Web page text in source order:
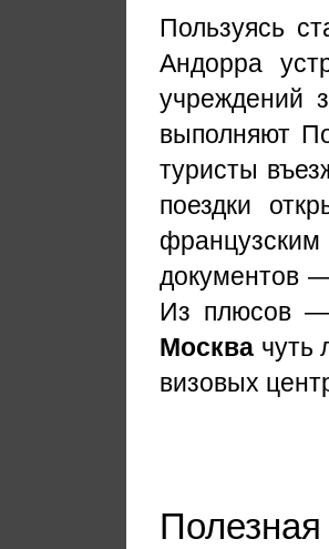
Пользуясь
Андорра
учреждений
выполняют
туристы
поездки
документов
Из плюсов —
Москва чуть
визовых